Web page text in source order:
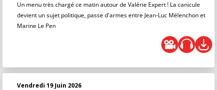
Un menu très chargé ce matin autour de Valérie Expert ! La canicule
devient un sujet politique, passe d'armes entre Jean-Luc Mélenchon et
Marine Le Pen
Vendredi 19 Juin 2026